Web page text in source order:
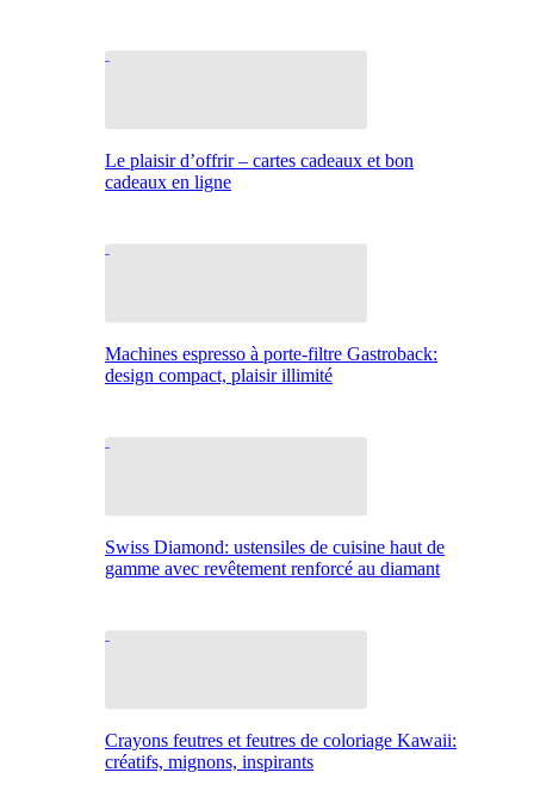
Le plaisir d’offrir – cartes cadeaux et bon
cadeaux en ligne
Machines espresso à porte-filtre Gastroback:
design compact, plaisir illimité
Swiss Diamond: ustensiles de cuisine haut de
gamme avec revêtement renforcé au diamant
Crayons feutres et feutres de coloriage Kawaii:
créatifs, mignons, inspirants